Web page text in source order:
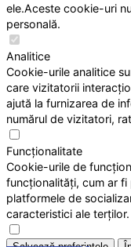
ele.Aceste cookie-uri
personală.
Analitice
Cookie-urile analitice
care vizitatorii
ajută la furnizarea de
numărul de vizitatori,
Funcționalitate
Cookie-urile de
funcționalități, cum ar
platformele de
caracteristici ale terților.